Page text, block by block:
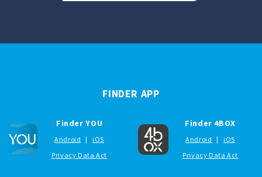
FINDER APP
Finder YOU
Android |
iOS
Privacy Data Act
Finder 4BOX
Android |
iOS
Privacy Data Act